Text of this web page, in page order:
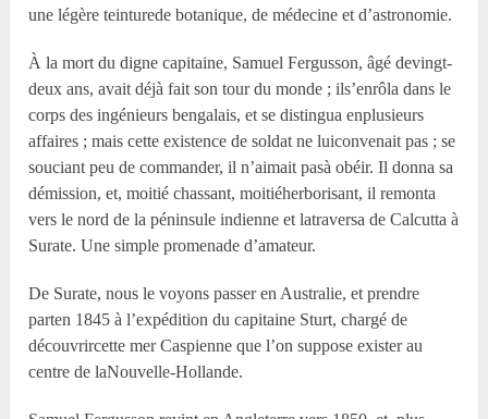
une légère teinturede botanique, de médecine et d’astronomie.
À la mort du digne capitaine, Samuel Fergusson, âgé devingt-
deux ans, avait déjà fait son tour du monde ; ils’enrôla dans le
corps des ingénieurs bengalais, et se distingua enplusieurs
affaires ; mais cette existence de soldat ne luiconvenait pas ; se
souciant peu de commander, il n’aimait pasà obéir. Il donna sa
démission, et, moitié chassant, moitiéherborisant, il remonta
vers le nord de la péninsule indienne et latraversa de Calcutta à
Surate. Une simple promenade d’amateur.
De Surate, nous le voyons passer en Australie, et prendre
parten 1845 à l’expédition du capitaine Sturt, chargé de
découvrircette mer Caspienne que l’on suppose exister au
centre de laNouvelle-Hollande.